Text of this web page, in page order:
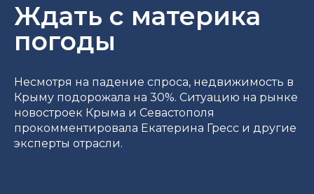
Ждать с материка
погоды
Несмотря на падение спроса, недвижимость в
Крыму подорожала на 30%. Ситуацию на рынке
новостроек Крыма и Севастополя
прокомментировала Екатерина Гресс и другие
эксперты отрасли.